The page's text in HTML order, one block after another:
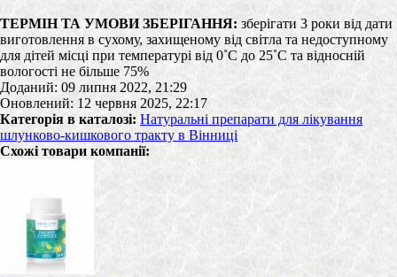
ТЕРМІН ТА УМОВИ ЗБЕРІГАННЯ: зберігати 3 роки від дати
виготовлення в сухому, захищеному від світла та недоступному
для дітей місці при температурі від 0˚С до 25˚С та відносній
вологості не більше 75%
Доданий: 09 липня 2022, 21:29
Оновлений: 12 червня 2025, 22:17
Категорія в каталозі: Натуральні препарати для лікування
шлунково-кишкового тракту в Вінниці
Схожі товари компанії: